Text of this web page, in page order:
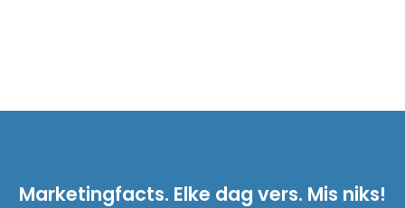
Marketingfacts. Elke dag vers. Mis niks!